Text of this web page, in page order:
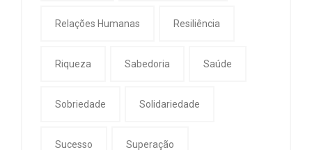
Relações Humanas Resiliência
Riqueza Sabedoria Saúde
Sobriedade Solidariedade
Sucesso Superação